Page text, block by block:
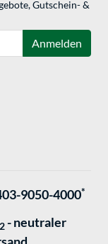
Gutschein- &
Anmelden
9050-4000*
2 - neutraler